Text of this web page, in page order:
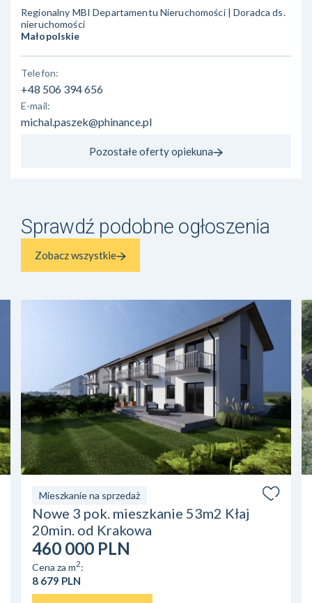
Regionalny MBI Departamentu Nieruchomości | Doradca ds.
nieruchomości
Małopolskie
Telefon:
+48 506 394 656
E-mail:
michal.paszek@phinance.pl
Pozostałe oferty opiekuna
Sprawdź podobne ogłoszenia
Zobacz wszystkie
Mieszkanie na sprzedaż
Nowe 3 pok. mieszkanie 53m2 Kłaj
20min. od Krakowa
460 000 PLN
Cena za m2:
8 679 PLN